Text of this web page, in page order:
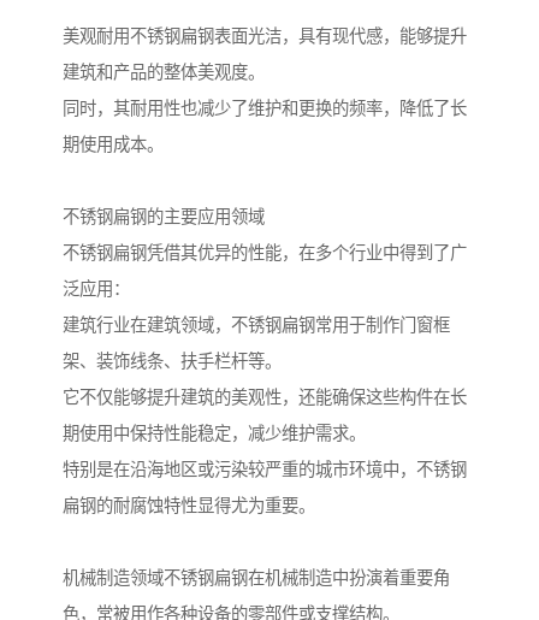
美观耐用不锈钢扁钢表面光洁，具有现代感，能够提升
建筑和产品的整体美观度。
同时，其耐用性也减少了维护和更换的频率，降低了长
期使用成本。
不锈钢扁钢的主要应用领域
不锈钢扁钢凭借其优异的性能，在多个行业中得到了广
泛应用：
建筑行业在建筑领域，不锈钢扁钢常用于制作门窗框
架、装饰线条、扶手栏杆等。
它不仅能够提升建筑的美观性，还能确保这些构件在长
期使用中保持性能稳定，减少维护需求。
特别是在沿海地区或污染较严重的城市环境中，不锈钢
扁钢的耐腐蚀特性显得尤为重要。
机械制造领域不锈钢扁钢在机械制造中扮演着重要角
色，常被用作各种设备的零部件或支撑结构。